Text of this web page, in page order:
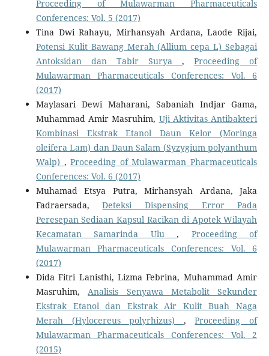
Proceeding of Mulawarman Pharmaceuticals
Conferences: Vol. 5 (2017)
Tina Dwi Rahayu, Mirhansyah Ardana, Laode Rijai,
Potensi Kulit Bawang Merah (Allium cepa L) Sebagai
Antoksidan dan Tabir Surya,Proceeding of
Mulawarman Pharmaceuticals Conferences: Vol. 6
(2017)
Maylasari Dewi Maharani, Sabaniah Indjar Gama,
Muhammad Amir Masruhim, Uji Aktivitas Antibakteri
Kombinasi Ekstrak Etanol Daun Kelor (Moringa
oleifera Lam) dan Daun Salam (Syzygium polyanthum
Walp) ,Proceeding of Mulawarman Pharmaceuticals
Conferences: Vol. 6 (2017)
Muhamad Etsya Putra, Mirhansyah Ardana, Jaka
Fadraersada,Deteksi Dispensing Error Pada
Peresepan Sediaan Kapsul Racikan di Apotek Wilayah
Kecamatan Samarinda Ulu, Proceeding of
Mulawarman Pharmaceuticals Conferences: Vol. 6
(2017)
Dida Fitri Lanisthi, Lizma Febrina, Muhammad Amir
Masruhim,Analisis Senyawa Metabolit Sekunder
Ekstrak Etanol dan Ekstrak Air Kulit Buah Naga
Merah (Hylocereus polyrhizus) ,Proceeding of
Mulawarman Pharmaceuticals Conferences: Vol. 2
(2015)